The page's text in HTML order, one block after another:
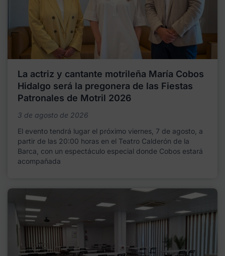
La actriz y cantante motrileña María Cobos
Hidalgo será la pregonera de las Fiestas
Patronales de Motril 2026
3 de agosto de 2026
El evento tendrá lugar el próximo viernes, 7 de agosto, a
partir de las 20:00 horas en el Teatro Calderón de la
Barca, con un espectáculo especial donde Cobos estará
acompañada